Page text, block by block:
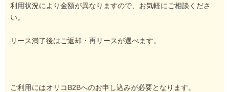
利用状況により金額が異なりますので、お気軽にご相談くださ
い。
リース満了後はご返却・再リースが選べます。
ご利用にはオリコB2Bへのお申し込みが必要となります。